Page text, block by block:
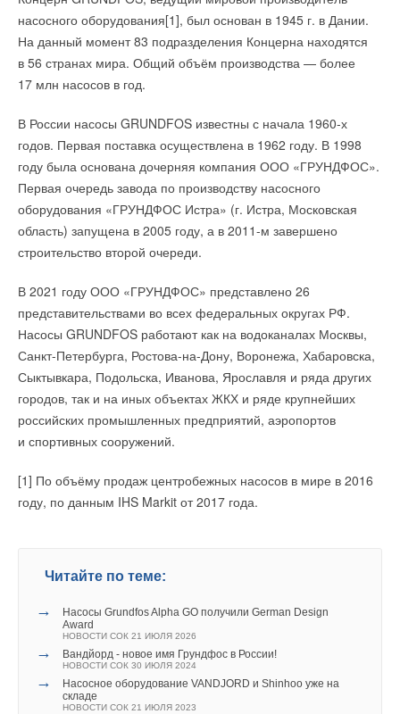
насосного оборудования[1], был основан в 1945 г. в Дании.
На данный момент 83 подразделения Концерна находятся
в 56 странах мира. Общий объём производства — более
17 млн насосов в год.
В России насосы GRUNDFOS известны с начала 1960-х
годов. Первая поставка осуществлена в 1962 году. В 1998
году была основана дочерняя компания ООО «ГРУНДФОС».
Первая очередь завода по производству насосного
оборудования «ГРУНДФОС Истра» (г. Истра, Московская
область) запущена в 2005 году, а в 2011-м завершено
строительство второй очереди.
В 2021 году ООО «ГРУНДФОС» представлено 26
представительствами во всех федеральных округах РФ.
Насосы GRUNDFOS работают как на водоканалах Москвы,
Санкт-Петербурга, Ростова-на-Дону, Воронежа, Хабаровска,
Сыктывкара, Подольска, Иванова, Ярославля и ряда других
городов, так и на иных объектах ЖКХ и ряде крупнейших
российских промышленных предприятий, аэропортов
и спортивных сооружений.
[1] По объёму продаж центробежных насосов в мире в 2016
году, по данным IHS Markit от 2017 года.
Читайте по теме:
→
Насосы Grundfos Alpha GO получили German Design
Award
НОВОСТИ СОК 21 ИЮЛЯ 2026
→ Вандйорд - новое имя Грундфос в России!
НОВОСТИ СОК 30 ИЮЛЯ 2024
→
Насосное оборудование VANDJORD и Shinhoo уже на
складе
НОВОСТИ СОК 21 ИЮЛЯ 2023